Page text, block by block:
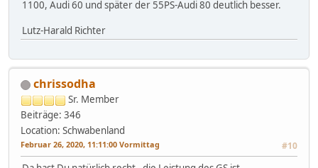
1100, Audi 60 und später der 55PS-Audi 80 deutlich besser.
Lutz-Harald Richter
chrissodha
Sr. Member
Beiträge: 346
Location: Schwabenland
Februar 26, 2020, 11:11:00 Vormittag #10